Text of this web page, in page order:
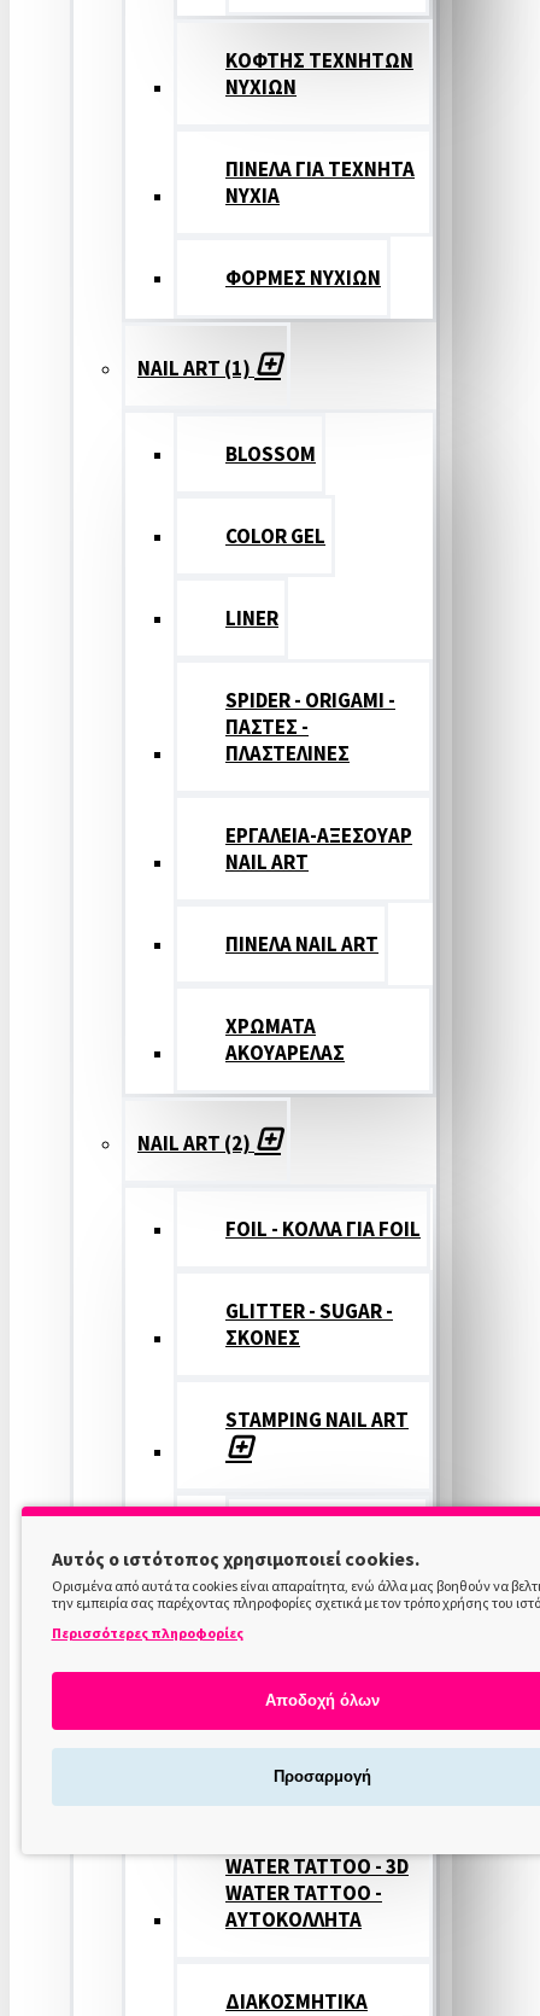
ΚΟΦΤΗΣ ΤΕΧΝΗΤΩΝ
ΝΥΧΙΩΝ
ΠΙΝΕΛΑ ΓΙΑ ΤΕΧΝΗΤΑ
ΝΥΧΙΑ
ΦΟΡΜΕΣ ΝΥΧΙΩΝ
NAIL ART (1)
BLOSSOM
COLOR GEL
LINER
SPIDER - ORIGAMI -
ΠΑΣΤΕΣ -
ΠΛΑΣΤΕΛΙΝΕΣ
ΕΡΓΑΛΕΙΑ-ΑΞΕΣΟΥΑΡ
NAIL ART
ΠΙΝΕΛΑ NAIL ART
ΧΡΩΜΑΤΑ
ΑΚΟΥΑΡΕΛΑΣ
NAIL ART (2)
FOIL - ΚΟΛΛΑ ΓΙΑ FOIL
GLITTER - SUGAR -
ΣΚΟΝΕΣ
STAMPING NAIL ART
COLOR
ΝΥΧΙΩΝ
ΣΦΡΑΓΙΔΕΣ
ΝΥΧΙΩΝ
WATER TATTOO - 3D
WATER TATTOO -
ΑΥΤΟΚΟΛΛΗΤΑ
ΔΙΑΚΟΣΜΗΤΙΚΑ
Αυτός ο ιστότοπος χρησιμοποιεί cookies.
Ορισμένα από αυτά τα cookies είναι απαραίτητα, ενώ άλλα μας βοηθούν να
την εμπειρία σας παρέχοντας πληροφορίες σχετικά με τον τρόπο χρήσης του
Περισσότερες πληροφορίες
Αποδοχή όλων
Προσαρμογή